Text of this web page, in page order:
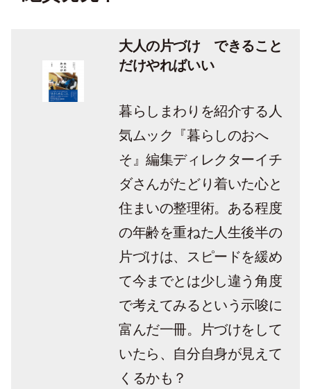
大人の片づけ できること
だけやればいい
暮らしまわりを紹介する人
気ムック『暮らしのおへ
そ』編集ディレクターイチ
ダさんがたどり着いた心と
住まいの整理術。ある程度
の年齢を重ねた人生後半の
片づけは、スピードを緩め
て今までとは少し違う角度
で考えてみるという示唆に
富んだ一冊。片づけをして
いたら、自分自身が見えて
くるかも？